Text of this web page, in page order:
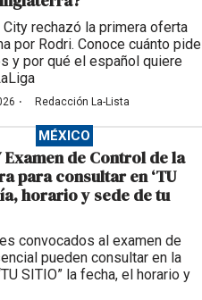
rechazó la primera oferta
por Rodri. Conoce cuánto pide
y por qué el español quiere
· Redacción La-Lista
MÉXICO
Examen de Control de la
para consultar en ‘TU
horario y sede de tu
convocados al examen de
pueden consultar en la
SITIO” la fecha, el horario y